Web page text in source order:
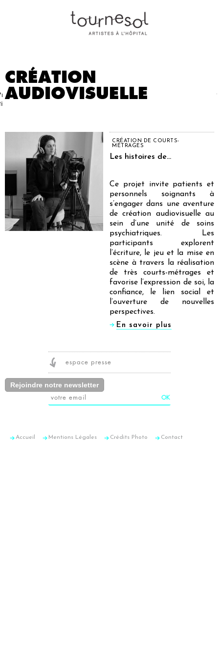
Nos
Partenaires
Nous
Contact
CRÉATION
AUDIOVISUELLE
CRÉATION DE COURTS-
MÉTRAGES
Les histoires de...
Ce projet invite patients et
personnels soignants à
s’engager dans une aventure
de création audiovisuelle au
sein d’une unité de soins
psychiatriques. Les
participants explorent
l’écriture, le jeu et la mise en
scène à travers la réalisation
de très courts-métrages et
favorise l’expression de soi, la
confiance, le lien social et
l’ouverture de nouvelles
perspectives.
En savoir plus
espace presse
Rejoindre notre newsletter
Accueil Mentions Légales Crédits Photo Contact